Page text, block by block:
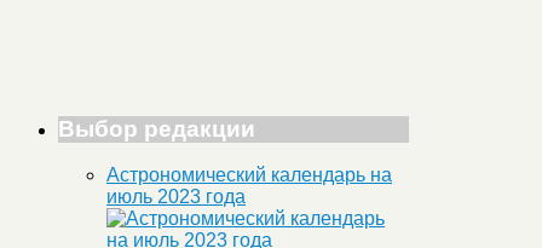
Выбор редакции
Астрономический календарь на
июль 2023 года